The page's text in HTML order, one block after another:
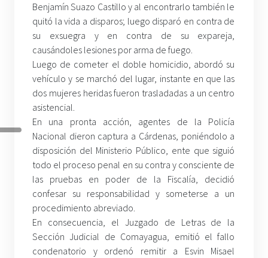
Benjamín Suazo Castillo y al encontrarlo también le
quitó la vida a disparos; luego disparó en contra de
su exsuegra y en contra de su expareja,
causándoles lesiones por arma de fuego.
Luego de cometer el doble homicidio, abordó su
vehículo y se marchó del lugar, instante en que las
dos mujeres heridas fueron trasladadas a un centro
asistencial.
En una pronta acción, agentes de la Policía
Nacional dieron captura a Cárdenas, poniéndolo a
disposición del Ministerio Público, ente que siguió
todo el proceso penal en su contra y consciente de
las pruebas en poder de la Fiscalía, decidió
confesar su responsabilidad y someterse a un
procedimiento abreviado.
En consecuencia, el Juzgado de Letras de la
Sección Judicial de Comayagua, emitió el fallo
condenatorio y ordenó remitir a Esvin Misael